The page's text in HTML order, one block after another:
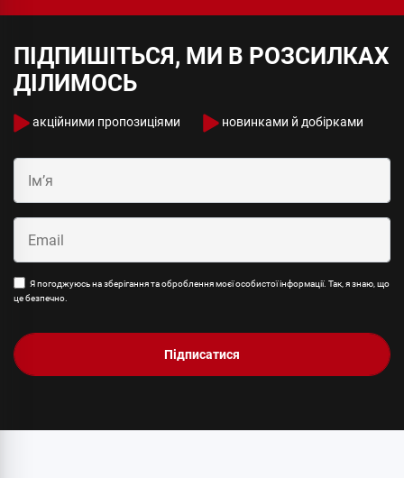
ПІДПИШІТЬСЯ, МИ В РОЗСИЛКАХ
ДІЛИМОСЬ
акційними пропозиціями новинками й добірками
Я погоджуюсь на зберігання та оброблення моєї особистої інформації. Так, я знаю, що
це безпечно.
Підписатися